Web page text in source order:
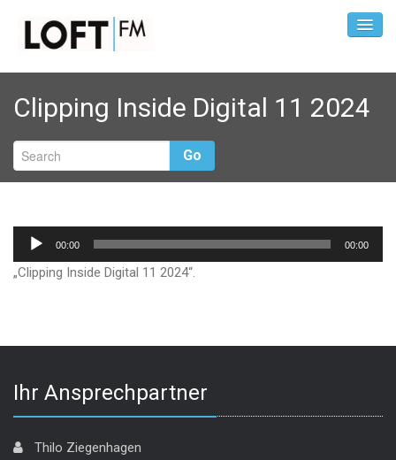
Clipping Inside Digital 11 2024
Go
Audio-
00:00 00:00
„Clipping Inside Digital 11 2024“.
Ihr Ansprechpartner
Thilo Ziegenhagen